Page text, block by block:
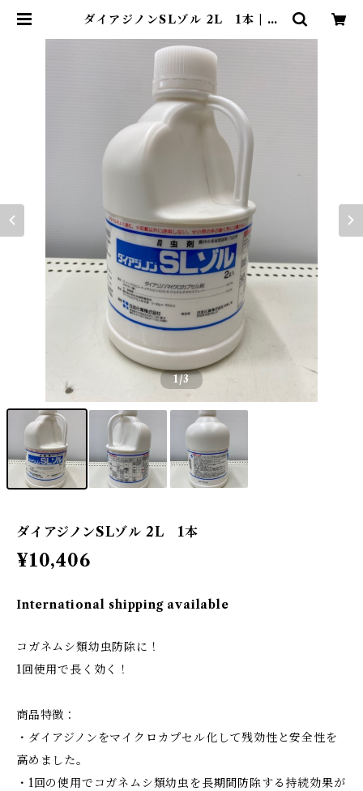
ダイアジノンSLゾル 2L 1本 | ア
1/3
ダイアジノンSLゾル 2L 1本
¥10,406
International shipping available
コガネムシ類幼虫防除に！
1回使用で長く効く！
商品特徴：
・ダイアジノンをマイクロカプセル化して残効性と安全性を
高めました。
・1回の使用でコガネムシ類幼虫を長期間防除する持続効果が